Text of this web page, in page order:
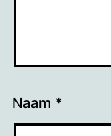
Naam *